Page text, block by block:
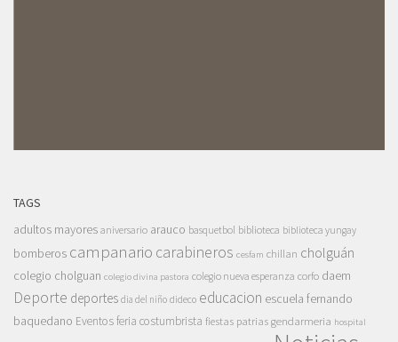
TAGS
adultos mayores aniversario arauco basquetbol biblioteca biblioteca yungay
bomberos campanario carabineros cesfam chillan cholguán
colegio cholguan colegio divina pastora colegio nueva esperanza corfo daem
Deporte deportes dia del niño dideco educacion escuela fernando
baquedano Eventosferia costumbrista fiestas patrias gendarmeria hospital